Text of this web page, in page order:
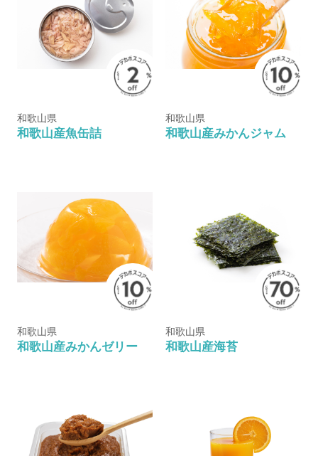
和歌山県
和歌山産魚缶詰
和歌山県
和歌山産みかんジャム
和歌山県
和歌山産みかんゼリー
和歌山県
和歌山産海苔